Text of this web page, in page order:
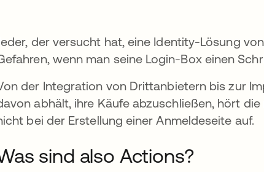
der versucht hat, eine Identity-Lösung
wenn man seine Login-Box einen
der Integration von Drittanbietern bis zur
abhält, ihre Käufe abzuschließen, hört
bei der Erstellung einer Anmeldeseite auf.
sind also Actions?